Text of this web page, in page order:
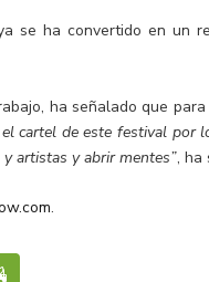
se ha convertido en un
ha señalado que
cartel de este festival por
artistas y abrir mentes”, ha
.